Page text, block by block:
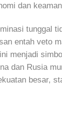
dan
tunggal
entah veto
menjadi
dan Rusia
besar,